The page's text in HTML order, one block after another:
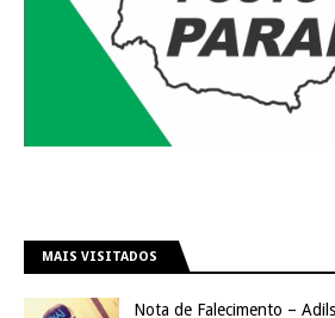
MAIS VISITADOS
Nota de Falecimento –